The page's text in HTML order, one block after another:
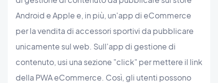
Android e Apple e, in più, un'app di eCommerce
per la vendita di accessori sportivi da pubblicare
unicamente sul web. Sull'app di gestione di
contenuto, usi una sezione "click" per mettere il link
della PWA eCommerce. Così, gli utenti possono